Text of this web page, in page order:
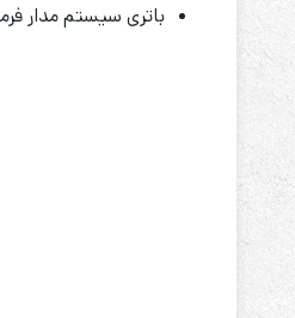
باتری سیستم مدار